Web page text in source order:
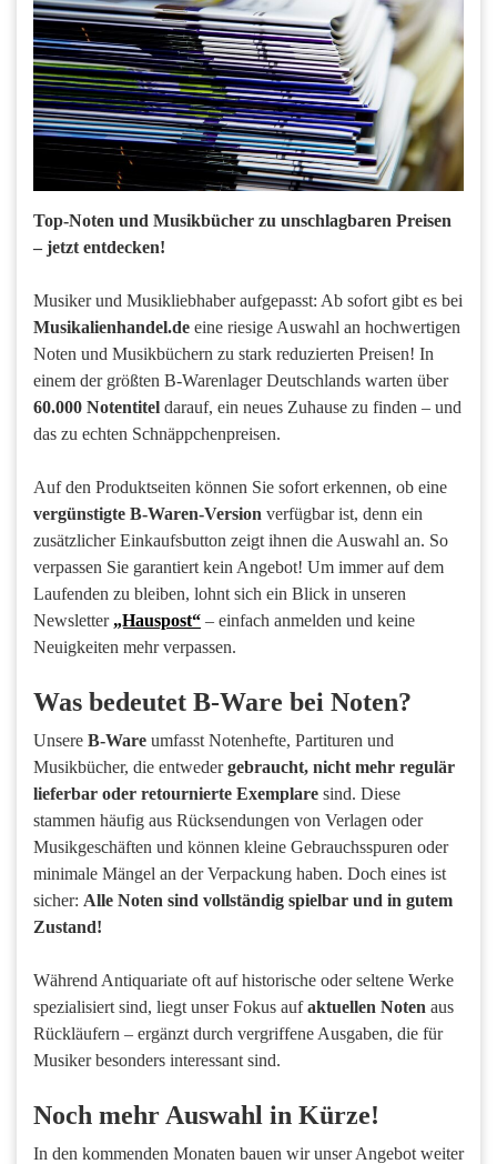
Top-Noten und Musikbücher zu unschlagbaren Preisen
– jetzt entdecken!
Musiker und Musikliebhaber aufgepasst: Ab sofort gibt es bei
Musikalienhandel.de eine riesige Auswahl an hochwertigen
Noten und Musikbüchern zu stark reduzierten Preisen! In
einem der größten B-Warenlager Deutschlands warten über
60.000 Notentitel darauf, ein neues Zuhause zu finden – und
das zu echten Schnäppchenpreisen.
Auf den Produktseiten können Sie sofort erkennen, ob eine
vergünstigte B-Waren-Version verfügbar ist, denn ein
zusätzlicher Einkaufsbutton zeigt ihnen die Auswahl an. So
verpassen Sie garantiert kein Angebot! Um immer auf dem
Laufenden zu bleiben, lohnt sich ein Blick in unseren
Newsletter „Hauspost“ – einfach anmelden und keine
Neuigkeiten mehr verpassen.
Was bedeutet B-Ware bei Noten?
Unsere B-Ware umfasst Notenhefte, Partituren und
Musikbücher, die entwedergebraucht, nicht mehr regulär
lieferbar oder retournierte Exemplare sind. Diese
stammen häufig aus Rücksendungen von Verlagen oder
Musikgeschäften und können kleine Gebrauchsspuren oder
minimale Mängel an der Verpackung haben. Doch eines ist
sicher: Alle Noten sind vollständig spielbar und in gutem
Zustand!
Während Antiquariate oft auf historische oder seltene Werke
spezialisiert sind, liegt unser Fokus aufaktuellen Noten aus
Rückläufern – ergänzt durch vergriffene Ausgaben, die für
Musiker besonders interessant sind.
Noch mehr Auswahl in Kürze!
In den kommenden Monaten bauen wir unser Angebot weiter